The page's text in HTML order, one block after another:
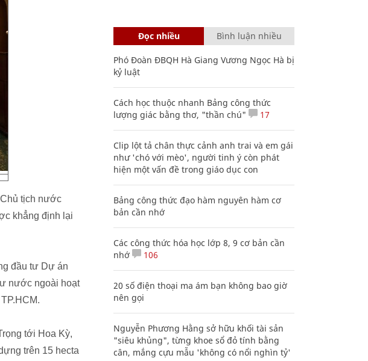
tịch nước
khẳng định lại
đầu tư Dự án
nước ngoài hoạt
tới Hoa Kỳ,
trên 15 hecta
Đọc nhiều Bình luận nhiều
Phó Đoàn ĐBQH Hà Giang Vương Ngọc Hà bị
kỷ luật
Cách học thuộc nhanh Bảng công thức
lượng giác bằng thơ, "thần chú"
17
Clip lột tả chân thực cảnh anh trai và em gái
như 'chó với mèo', người tinh ý còn phát
hiện một vấn đề trong giáo dục con
Bảng công thức đạo hàm nguyên hàm cơ
bản cần nhớ
Các công thức hóa học lớp 8, 9 cơ bản cần
nhớ
106
20 số điện thoại ma ám bạn không bao giờ
nên gọi
Nguyễn Phương Hằng sở hữu khối tài sản
"siêu khủng", từng khoe sổ đỏ tính bằng
cân, mắng cựu mẫu 'không có nổi nghìn tỷ'